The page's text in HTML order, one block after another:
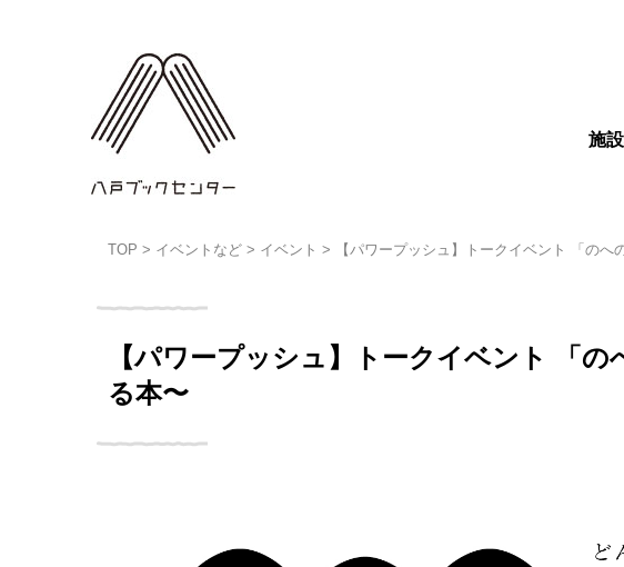
施
TOP > イベントなど > イベント > 【パワープッシュ】トークイベント 「の
【パワープッシュ】トークイベント 「
る本〜